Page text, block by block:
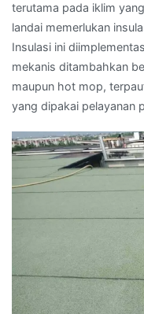
terutama pada iklim
landai memerlukan
Insulasi ini
mekanis ditambahkan
maupun hot mop,
yang dipakai pelayanan